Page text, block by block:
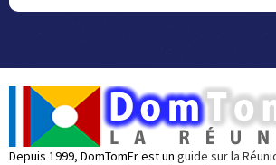
Depuis 1999, DomTomFr est un guide sur la